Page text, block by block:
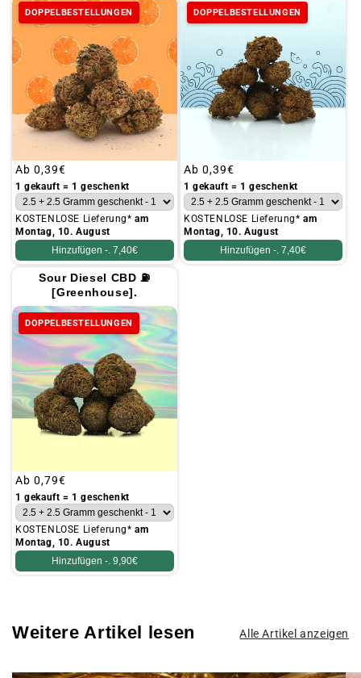
DOPPELBESTELLUNGEN
Üblicher
Preis
Ab 0,39€
1 gekauft = 1 geschenkt
KOSTENLOSE Lieferung*am
Montag, 10. August
Hinzufügen -. 7,40€
DOPPELBESTELLUNGEN
Üblicher
Preis
Ab 0,39€
1 gekauft = 1 geschenkt
KOSTENLOSE Lieferung*am
Montag, 10. August
Hinzufügen -. 7,40€
Sour Diesel CBD ⛽
[Greenhouse].
DOPPELBESTELLUNGEN
Üblicher
Preis
Ab 0,79€
1 gekauft = 1 geschenkt
KOSTENLOSE Lieferung*am
Montag, 10. August
Hinzufügen -. 9,90€
Weitere Artikel lesen Alle Artikel anzeigen